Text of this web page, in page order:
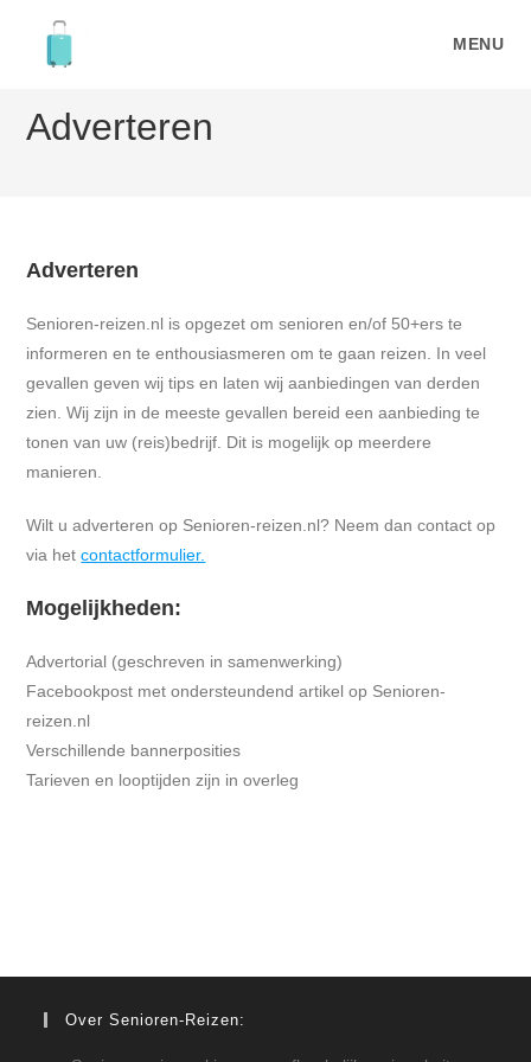
inhoud
MENU
Adverteren
Adverteren
Senioren-reizen.nl is opgezet om senioren en/of 50+ers te
informeren en te enthousiasmeren om te gaan reizen. In veel
gevallen geven wij tips en laten wij aanbiedingen van derden
zien. Wij zijn in de meeste gevallen bereid een aanbieding te
tonen van uw (reis)bedrijf. Dit is mogelijk op meerdere
manieren.
Wilt u adverteren op Senioren-reizen.nl? Neem dan contact op
via hetcontactformulier.
Mogelijkheden:
Advertorial (geschreven in samenwerking)
Facebookpost met ondersteundend artikel op Senioren-
reizen.nl
Verschillende bannerposities
Tarieven en looptijden zijn in overleg
Over Senioren-Reizen: